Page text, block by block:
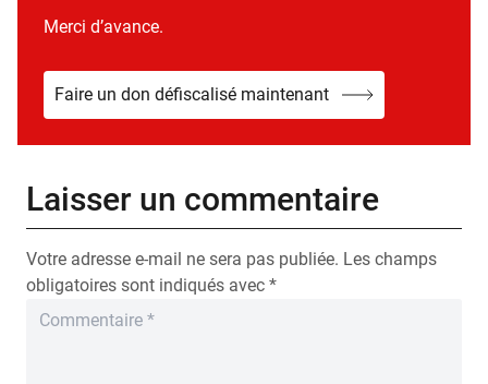
Merci d’avance.
Faire un don défiscalisé maintenant
Laisser un commentaire
Votre adresse e-mail ne sera pas publiée. Les champs
obligatoires sont indiqués avec *